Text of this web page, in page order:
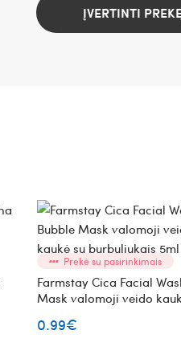
ĮVERTINTI
Prekė su pasirinkimais
Farmstay Cica Facial
Mask valomoji veido
0.99€